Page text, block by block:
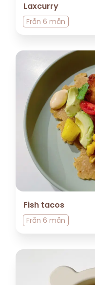
Laxcurry
Från 6 mån
Fish tacos
Från 6 mån